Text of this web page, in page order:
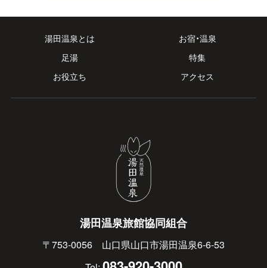
湯田温泉とは
お宿・温泉
足湯
特集
お役立ち
アクセス
湯田温泉旅館協同組合
〒753-0056 山口県山口市湯田温泉6-6-53